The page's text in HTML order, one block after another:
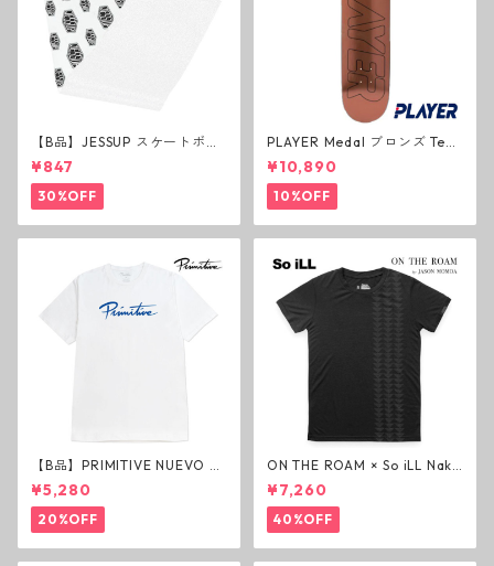
【B品】JESSUP スケートボー
ド グリップテープ ウルトラグ
リップ ホワイト デッキテープ
ジェスアップ ジェサップ
¥847
30%OFF
PLAYER Medal ブロンズ Tea
m Deck P3 スケートボードデ
ッキ プレイヤー メダル
¥10,890
10%OFF
【B品】PRIMITIVE NUEVO SC
RIPT HW TEE WHITE ヘビー
ウェイトTシャツ ホワイト プ
リミティブ
¥5,280
20%OFF
ON THE ROAM × So iLL Nako
a Tee Tシャツ ウルフブラック
オンザローム ジェイソンモモ
ア OTR ビンテージ加工
¥7,260
40%OFF